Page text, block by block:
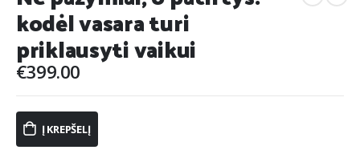
kodėl vasara turi
priklausyti vaikui
€399.00
Į KREPŠELĮ